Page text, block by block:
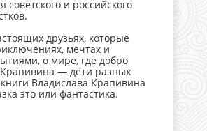
и российского
друзьях, которые
мечтах и
о мире, где добро
Крапивина — дети разных
Владислава Крапивина
это или фантастика.